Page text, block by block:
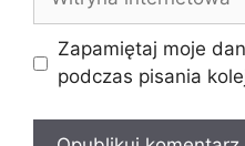
internetowa
Zapamiętaj moje
podczas pisania